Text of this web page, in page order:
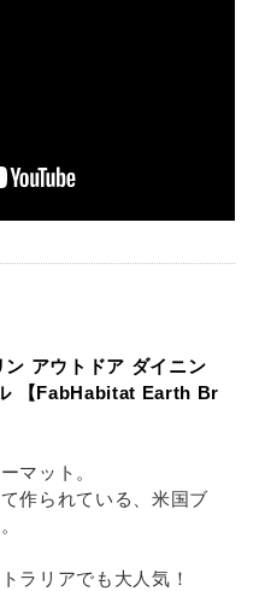
アウトドア ダイニン
【FabHabitat Earth Br
マット。
作られている、米国ブ
ラリアでも大人気！